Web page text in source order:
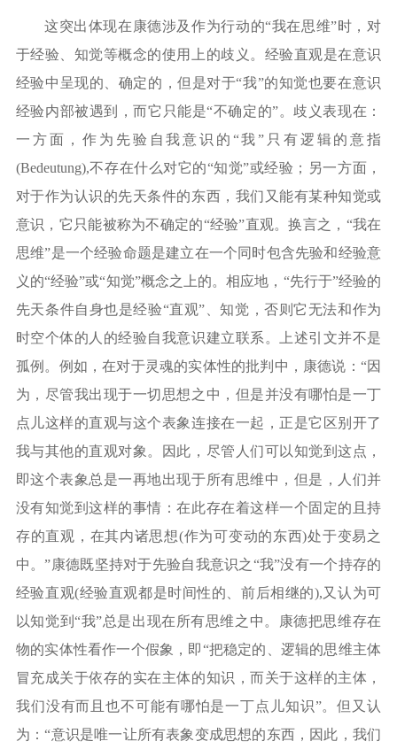
这突出体现在康德涉及作为行动的“我在思维”时，对
于经验、知觉等概念的使用上的歧义。经验直观是在意识
经验中呈现的、确定的，但是对于“我”的知觉也要在意识
经验内部被遇到，而它只能是“不确定的”。歧义表现在：
一方面，作为先验自我意识的“我”只有逻辑的意指
(Bedeutung),不存在什么对它的“知觉”或经验；另一方面，
对于作为认识的先天条件的东西，我们又能有某种知觉或
意识，它只能被称为不确定的“经验”直观。换言之，“我在
思维”是一个经验命题是建立在一个同时包含先验和经验意
义的“经验”或“知觉”概念之上的。相应地，“先行于”经验的
先天条件自身也是经验“直观”、知觉，否则它无法和作为
时空个体的人的经验自我意识建立联系。上述引文并不是
孤例。例如，在对于灵魂的实体性的批判中，康德说：“因
为，尽管我出现于一切思想之中，但是并没有哪怕是一丁
点儿这样的直观与这个表象连接在一起，正是它区别开了
我与其他的直观对象。因此，尽管人们可以知觉到这点，
即这个表象总是一再地出现于所有思维中，但是，人们并
没有知觉到这样的事情：在此存在着这样一个固定的且持
存的直观，在其内诸思想(作为可变动的东西)处于变易之
中。”康德既坚持对于先验自我意识之“我”没有一个持存的
经验直观(经验直观都是时间性的、前后相继的),又认为可
以知觉到“我”总是出现在所有思维之中。康德把思维存在
物的实体性看作一个假象，即“把稳定的、逻辑的思维主体
冒充成关于依存的实在主体的知识，而关于这样的主体，
我们没有而且也不可能有哪怕是一丁点儿知识”。但又认
为：“意识是唯一让所有表象变成思想的东西，因此，我们